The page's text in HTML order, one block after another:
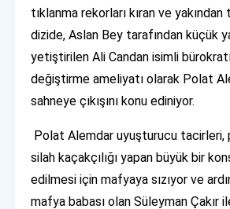
tıklanma rekorları kıran ve
dizide, Aslan Bey tarafından küçük
yetiştirilen Ali Candan isimli
değiştirme ameliyatı olarak Polat
sahneye çıkışını konu ediniyor.
Polat Alemdar uyuşturucu tacirleri,
silah kaçakçılığı yapan büyük bir
edilmesi için mafyaya sızıyor ve
mafya babası olan Süleyman Çakır